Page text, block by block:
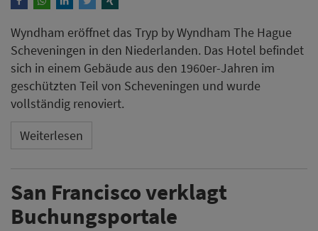
Wyndham eröffnet das Tryp by Wyndham The Hague
Scheveningen in den Niederlanden. Das Hotel befindet
sich in einem Gebäude aus den 1960er-Jahren im
geschützten Teil von Scheveningen und wurde
vollständig renoviert.
Weiterlesen
San Francisco verklagt
Buchungsportale